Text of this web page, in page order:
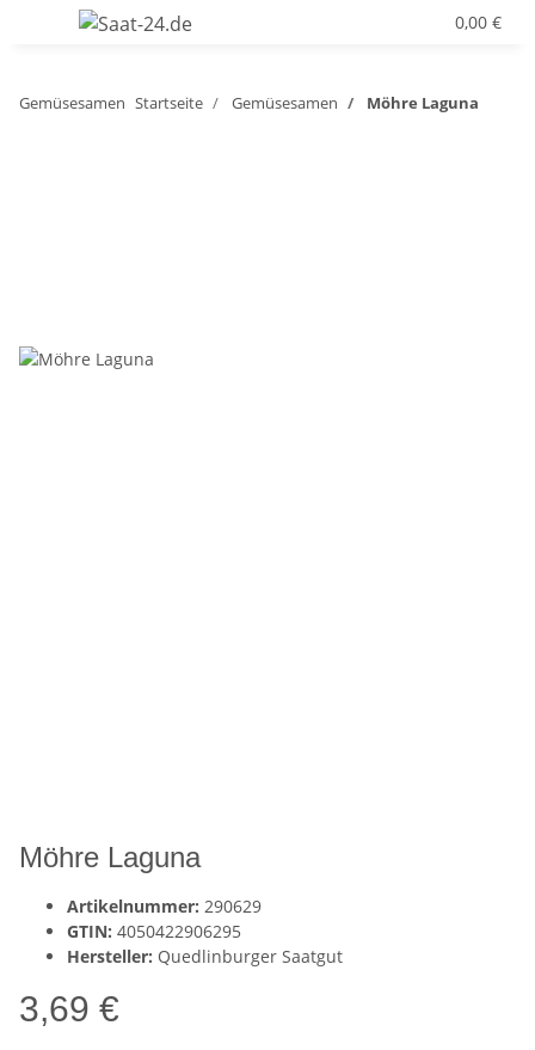
0,00 €
Gemüsesamen Startseite Gemüsesamen Möhre Laguna
Möhre Laguna
Artikelnummer: 290629
GTIN: 4050422906295
Hersteller: Quedlinburger Saatgut
3,69 €